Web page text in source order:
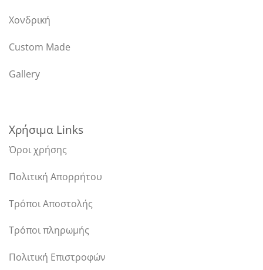
Χονδρική
Custom Made
Gallery
Χρήσιμα Links
Όροι χρήσης
Πολιτική Απορρήτου
Τρόποι Αποστολής
Τρόποι πληρωμής
Πολιτική Επιστροφών